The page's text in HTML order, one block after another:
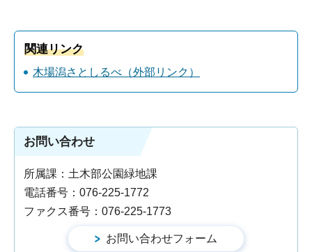
関連リンク
木場潟さとしるべ（外部リンク）
お問い合わせ
所属課：土木部公園緑地課
電話番号：076-225-1772
ファクス番号：076-225-1773